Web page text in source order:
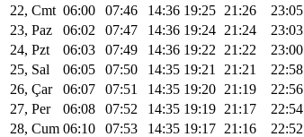
22, Cmt 06:00 07:46 14:36 19:25 21:26
23:05
23, Paz
06:02 07:47 14:36 19:24 21:24
23:03
24, Pzt
06:03 07:49 14:36 19:22 21:22
23:00
25, Sal
06:05 07:50 14:35 19:21 21:21
22:58
26, Çar
06:07 07:51 14:35 19:20 21:19
22:56
27, Per
06:08 07:52 14:35 19:19 21:17
22:54
28, Cum 06:10 07:53 14:35 19:17 21:16
22:52